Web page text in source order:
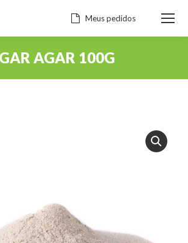
Meus pedidos
AGAR 100G